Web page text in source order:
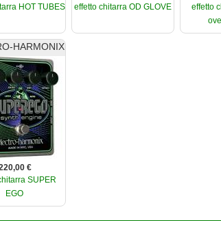
HOT TUBES
effetto chitarra OD GLOVE
effetto
HARMONIX
€
SUPER
EGO